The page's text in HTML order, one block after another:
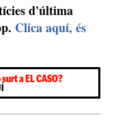
d'última
Clica aquí, és
a EL CASO?